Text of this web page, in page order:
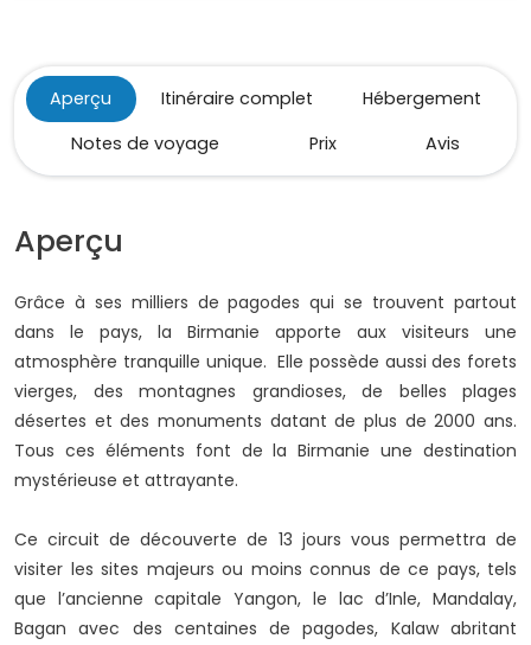
Aperçu Itinéraire complet
Hébergement
Notes de voyage
Prix Avis
Aperçu
Grâce à ses milliers de pagodes qui se trouvent partout
dans le pays, la Birmanie apporte aux visiteurs une
atmosphère tranquille unique. Elle possède aussi des forets
vierges, des montagnes grandioses, de belles plages
désertes et des monuments datant de plus de 2000 ans.
Tous ces éléments font de la Birmanie une destination
mystérieuse et attrayante.
Ce circuit de découverte de 13 jours vous permettra de
visiter les sites majeurs ou moins connus de ce pays, tels
que l’ancienne capitale Yangon, le lac d’Inle, Mandalay,
Bagan avec des centaines de pagodes, Kalaw abritant